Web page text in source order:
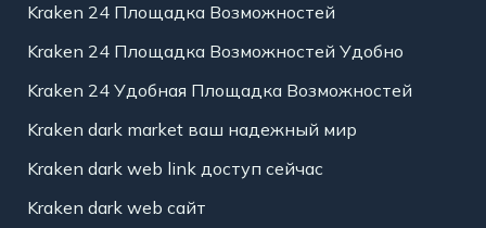
Kraken 24 Площадка Возможностей
Kraken 24 Площадка Возможностей Удобно
Kraken 24 Удобная Площадка Возможностей
Kraken dark market ваш надежный мир
Kraken dark web link доступ сейчас
Kraken dark web сайт